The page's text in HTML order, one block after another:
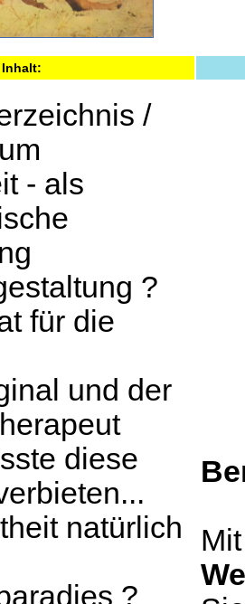
Inhalt:
/
- als
?
für die
und der
diese
natürlich
?